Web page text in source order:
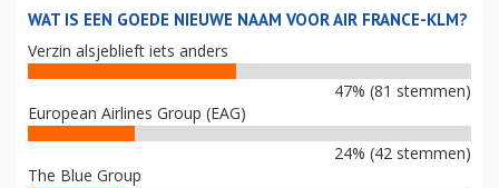
WAT IS EEN GOEDE NIEUWE NAAM VOOR AIR FRANCE-KLM?
Verzin alsjeblieft iets anders
47% (81 stemmen)
European Airlines Group (EAG)
24% (42 stemmen)
The Blue Group